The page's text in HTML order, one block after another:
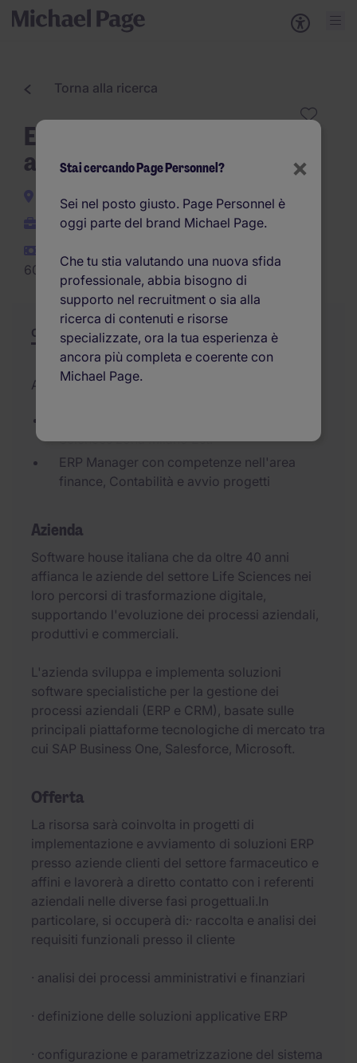
Torna alla ricerca
ERP Application Manager
area Contabilità
Milano e provincia
Indeterminato
60.000EUR per anno
Offerta Riepilogo Opportunità di carriera
Aggiornato il 18/06/2026
Sciences zona Milano Est.
ERP Manager con competenze nell'area
finance, Contabilità e avvio progetti
Azienda
Software house italiana che da oltre 40 anni
affianca le aziende del settore Life Sciences nei
loro percorsi di trasformazione digitale,
supportando l'evoluzione dei processi aziendali,
produttivi e commerciali.
L'azienda sviluppa e implementa soluzioni
software specialistiche per la gestione dei
processi aziendali (ERP e CRM), basate sulle
principali piattaforme tecnologiche di mercato tra
cui SAP Business One, Salesforce, Microsoft.
Offerta
La risorsa sarà coinvolta in progetti di
implementazione e avviamento di soluzioni ERP
presso aziende clienti del settore farmaceutico e
affini e lavorerà a diretto contatto con i referenti
aziendali nelle diverse fasi progettuali.In
particolare, si occuperà di:· raccolta e analisi dei
requisiti funzionali presso il cliente
· analisi dei processi amministrativi e finanziari
· definizione delle soluzioni applicative ERP
· configurazione e parametrizzazione del sistema
×
Stai cercando Page Personnel?
Sei nel posto giusto. Page Personnel è
oggi parte del brand Michael Page.
Che tu stia valutando una nuova sfida
professionale, abbia bisogno di
supporto nel recruitment o sia alla
ricerca di contenuti e risorse
specializzate, ora la tua esperienza è
ancora più completa e coerente con
Michael Page.